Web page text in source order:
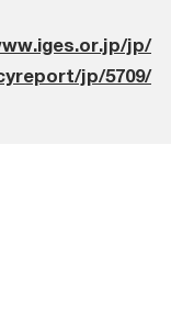
jp/
jp/5709/